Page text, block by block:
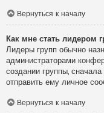
Вернуться к началу
Как мне стать лидером
Лидеры групп обычно
администраторами
создании группы,
отправить ему личное
Вернуться к началу